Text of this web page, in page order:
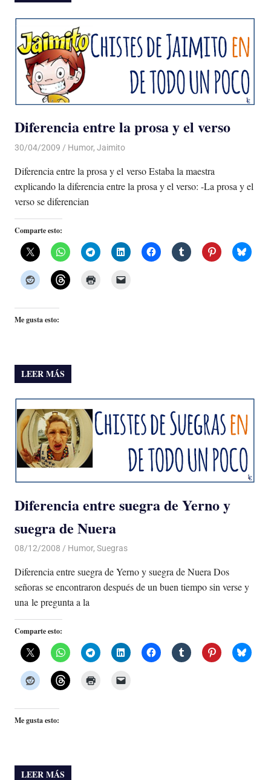
Diferencia entre la prosa y el verso
30/04/2009 Luis Castellanos
Humor, Jaimito
Diferencia entre la prosa y el verso Estaba la maestra
explicando la diferencia entre la prosa y el verso: -La prosa y el
verso se diferencian
Comparte esto:
Me gusta esto:
LEER MÁS
Diferencia entre suegra de Yerno y
suegra de Nuera
08/12/2008 Luis Castellanos
Humor, Suegras
Diferencia entre suegra de Yerno y suegra de Nuera Dos
señoras se encontraron después de un buen tiempo sin verse y
una le pregunta a la
Comparte esto:
Me gusta esto:
LEER MÁS